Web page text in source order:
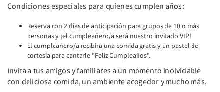
Condiciones especiales para quienes cumplen años:
Reserva con 2 días de anticipación para grupos de 10 o más
personas y ¡el cumpleañero/a será nuestro invitado VIP!
El cumpleañero/a recibirá una comida gratis y un pastel de
cortesía para cantarle "Feliz Cumpleaños".
Invita a tus amigos y familiares a un momento inolvidable
con deliciosa comida, un ambiente acogedor y mucho más.